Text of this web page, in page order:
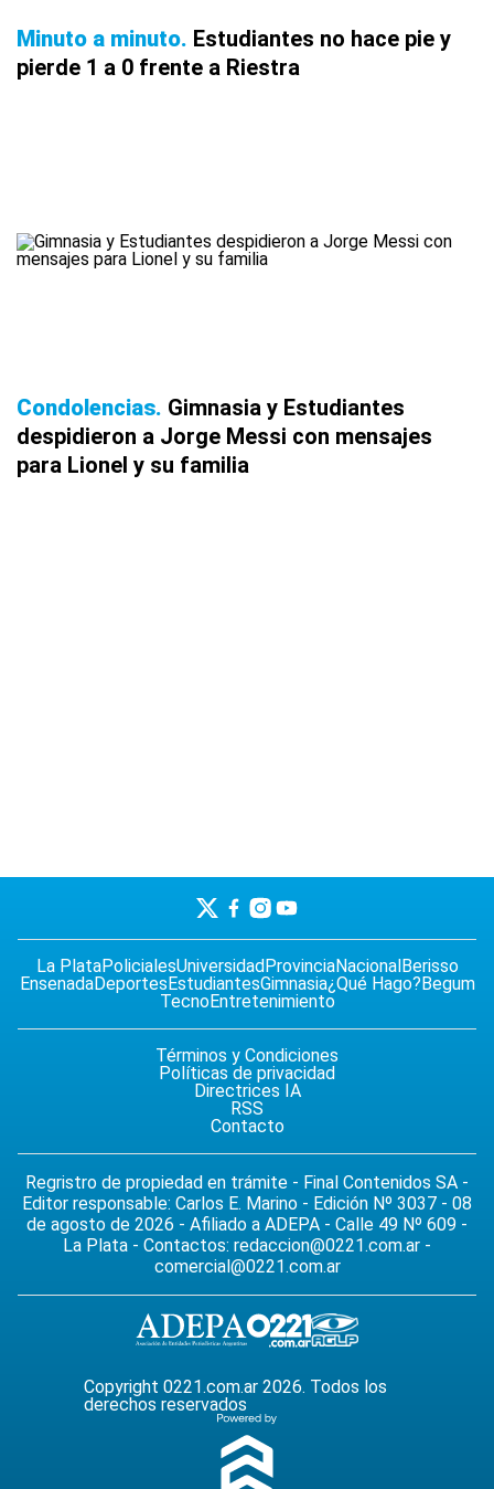
Minuto a minuto Estudiantes no hace pie y
pierde 1 a 0 frente a Riestra
Condolencias Gimnasia y Estudiantes
despidieron a Jorge Messi con mensajes
para Lionel y su familia
La PlataPolicialesUniversidadProvinciaNacionalBerisso
EnsenadaDeportesEstudiantesGimnasia¿Qué Hago?Begum
TecnoEntretenimiento
Términos y Condiciones
Políticas de privacidad
Directrices IA
RSS
Contacto
Regristro de propiedad en trámite - Final Contenidos SA -
Editor responsable: Carlos E. Marino - Edición Nº 3037 - 08
de agosto de 2026 - Afiliado a ADEPA - Calle 49 Nº 609 -
La Plata - Contactos: redaccion@0221.com.ar -
comercial@0221.com.ar
Copyright 0221.com.ar 2026. Todos los
derechos reservados